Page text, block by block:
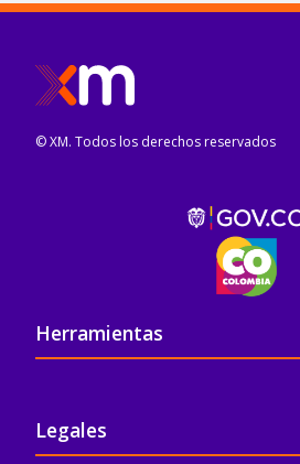
© XM. Todos los derechos reservados
Pie de página
Herramientas
Legales